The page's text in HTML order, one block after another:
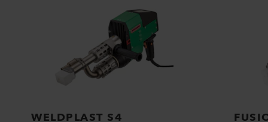
WELDPLAST S4